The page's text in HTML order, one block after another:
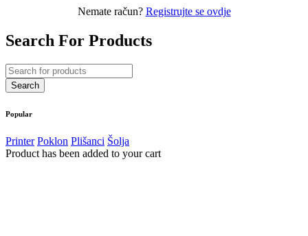
Nemate račun? Registrujte se ovdje
Search For Products
Popular
Printer Poklon Plišanci Šolja
Product has been added to your cart